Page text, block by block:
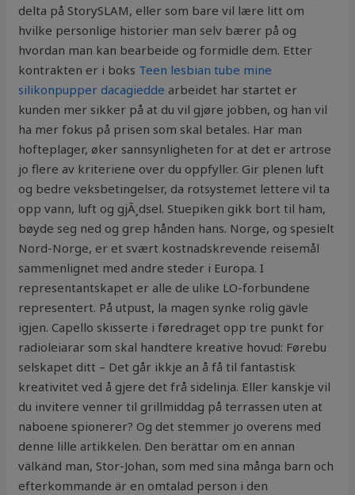
delta på StorySLAM, eller som bare vil lære litt om
hvilke personlige historier man selv bærer på og
hvordan man kan bearbeide og formidle dem. Etter
kontrakten er i boks Teen lesbian tube mine
silikonpupper dacagiedde arbeidet har startet er
kunden mer sikker på at du vil gjøre jobben, og han vil
ha mer fokus på prisen som skal betales. Har man
hofteplager, øker sannsynligheten for at det er artrose
jo flere av kriteriene over du oppfyller. Gir plenen luft
og bedre veksbetingelser, da rotsystemet lettere vil ta
opp vann, luft og gjÃ¸dsel. Stuepiken gikk bort til ham,
bøyde seg ned og grep hånden hans. Norge, og spesielt
Nord-Norge, er et svært kostnadskrevende reisemål
sammenlignet med andre steder i Europa. I
representantskapet er alle de ulike LO-forbundene
representert. På utpust, la magen synke rolig gävle
igjen. Capello skisserte i føredraget opp tre punkt for
radioleiarar som skal handtere kreative hovud: Førebu
selskapet ditt – Det går ikkje an å få til fantastisk
kreativitet ved å gjere det frå sidelinja. Eller kanskje vil
du invitere venner til grillmiddag på terrassen uten at
naboene spionerer? Og det stemmer jo overens med
denne lille artikkelen. Den berättar om en annan
välkänd man, Stor-Johan, som med sina många barn och
efterkommande är en omtalad person i den